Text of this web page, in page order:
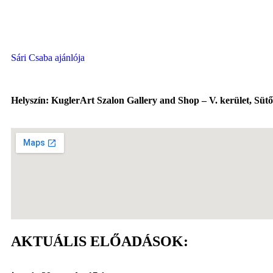
Sári Csaba ajánlója
Helyszín: KuglerArt Szalon Gallery and Shop – V. kerület,
AKTUÁLIS ELŐADÁSOK: